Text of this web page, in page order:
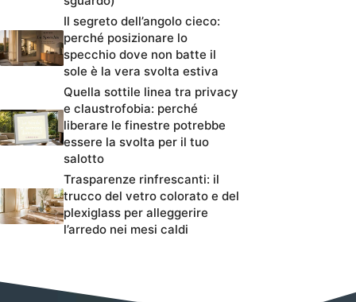
Il segreto dell’angolo cieco:
perché posizionare lo
specchio dove non batte il
sole è la vera svolta estiva
Quella sottile linea tra privacy
e claustrofobia: perché
liberare le finestre potrebbe
essere la svolta per il tuo
salotto
Trasparenze rinfrescanti: il
trucco del vetro colorato e del
plexiglass per alleggerire
l’arredo nei mesi caldi